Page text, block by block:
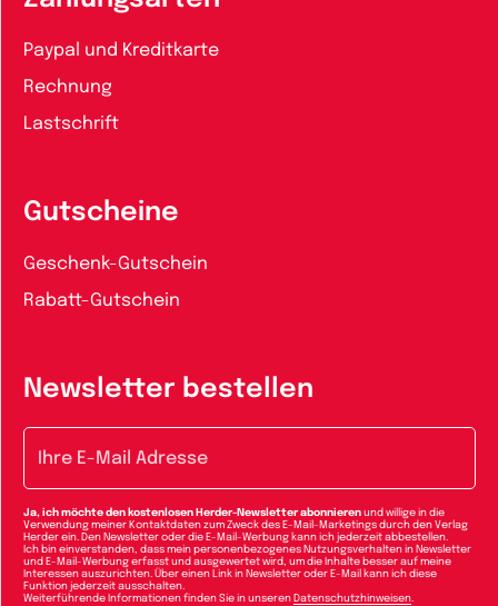
Paypal und Kreditkarte
Rechnung
Lastschrift
Gutscheine
Geschenk-Gutschein
Rabatt-Gutschein
Newsletter bestellen
Ja, ich möchte den kostenlosen Herder-Newsletter abonnieren und willige in die
Verwendung meiner Kontaktdaten zum Zweck des E-Mail-Marketings durch den Verlag
Herder ein. Den Newsletter oder die E-Mail-Werbung kann ich jederzeit abbestellen.
Ich bin einverstanden, dass mein personenbezogenes Nutzungsverhalten in Newsletter
und E-Mail-Werbung erfasst und ausgewertet wird, um die Inhalte besser auf meine
Interessen auszurichten. Über einen Link in Newsletter oder E-Mail kann ich diese
Funktion jederzeit ausschalten.
Weiterführende Informationen finden Sie in unseren Datenschutzhinweisen.